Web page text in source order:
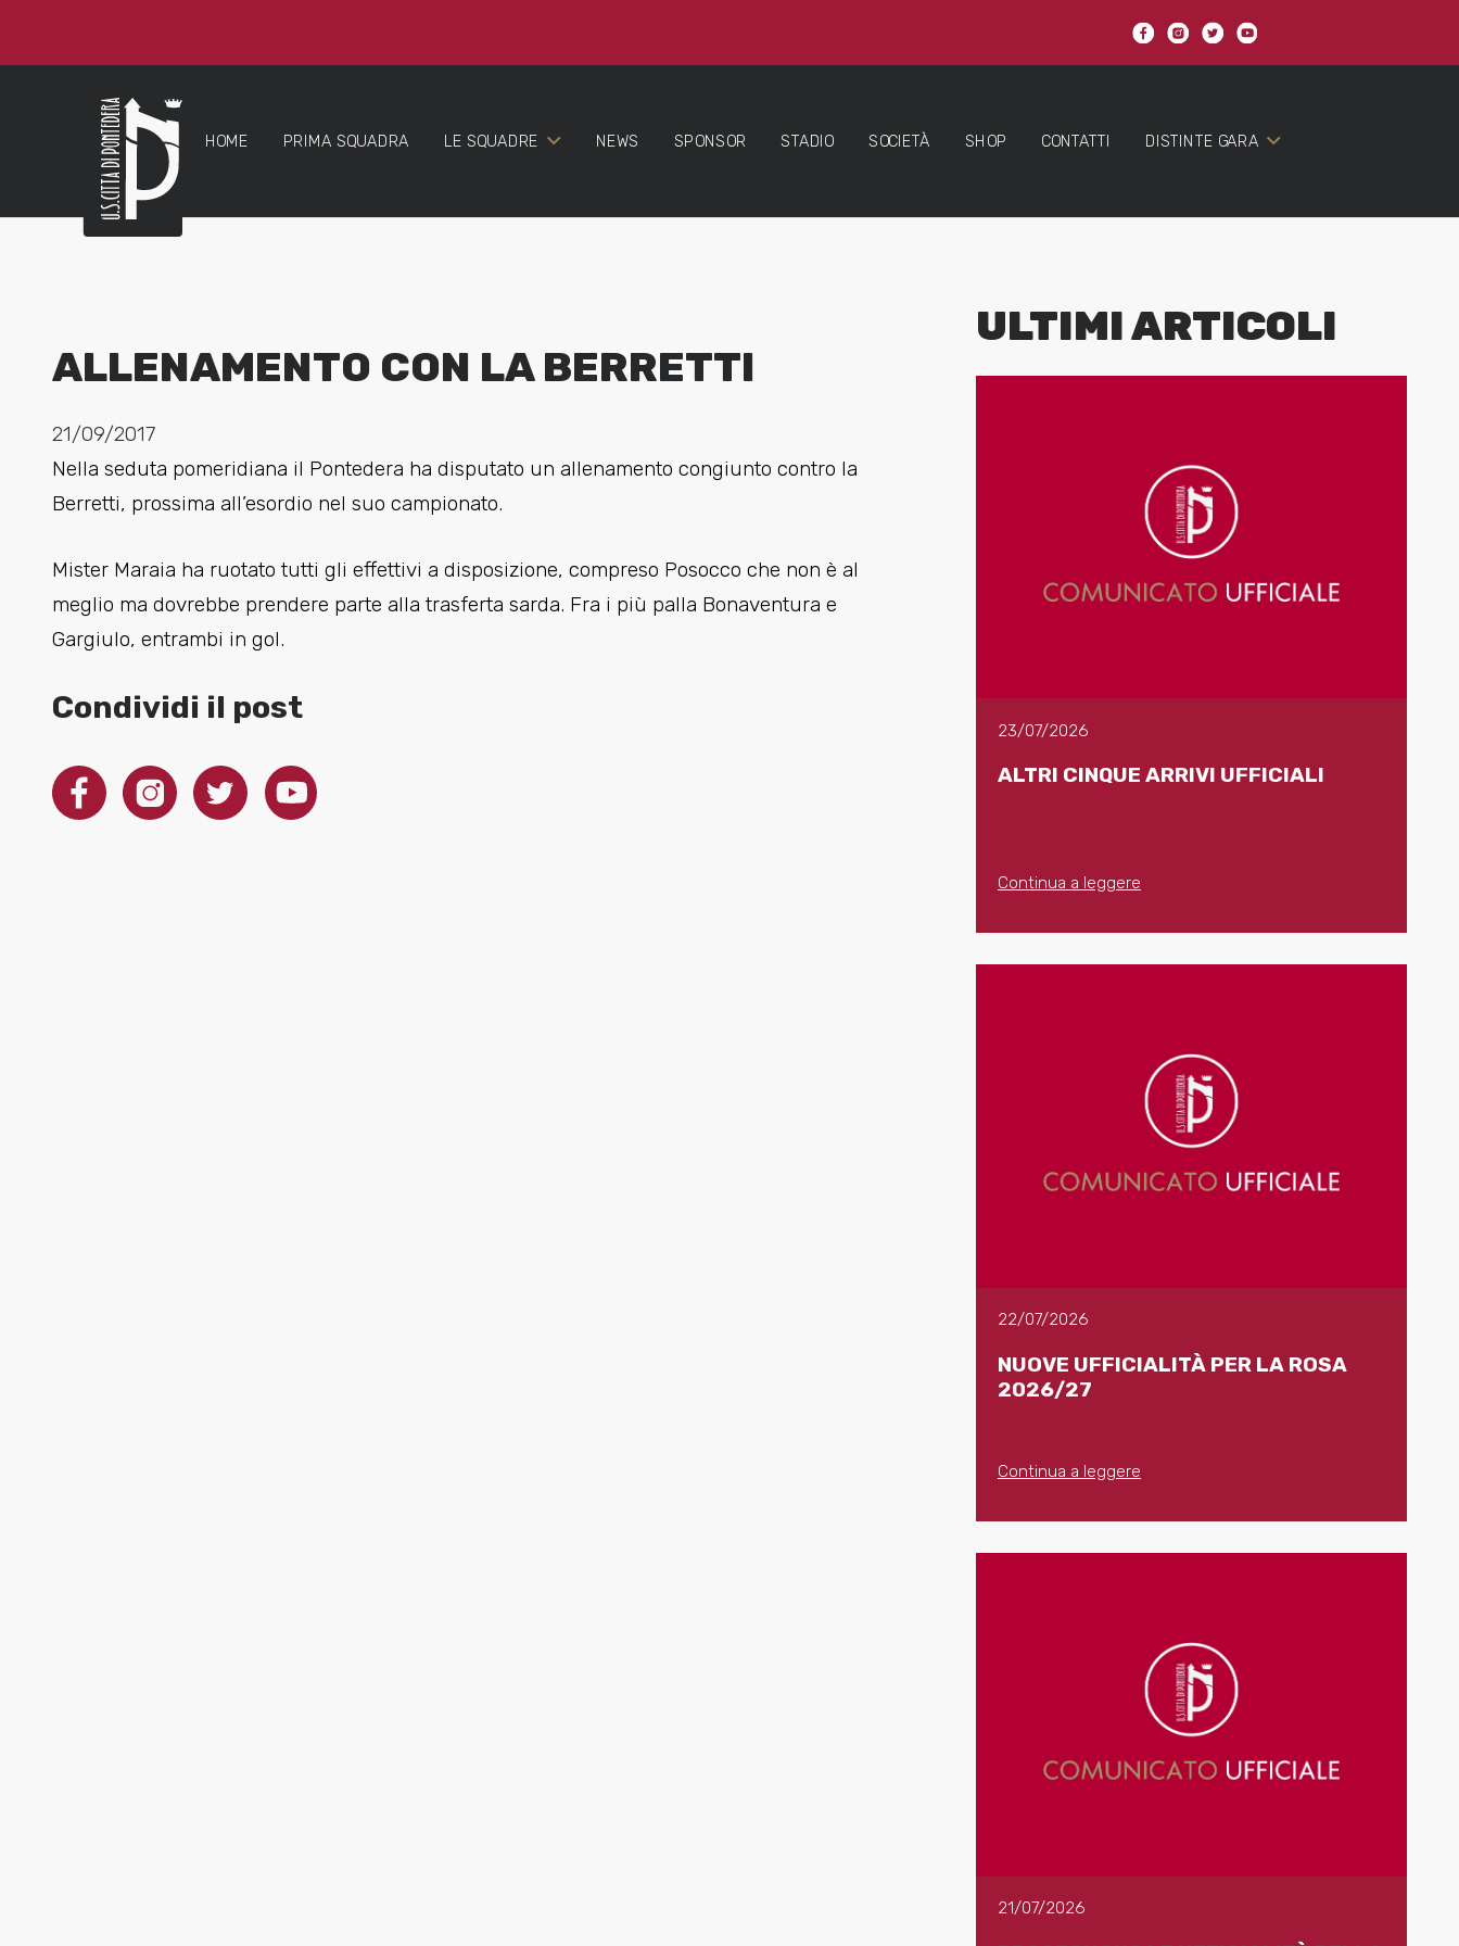
HOME PRIMA SQUADRA LE SQUADRE NEWS SPONSOR STADIO SOCIETÀ SHOP CONTATTI DISTINTE GARA
ALLENAMENTO CON LA BERRETTI
21/09/2017
Nella seduta pomeridiana il Pontedera ha disputato un allenamento congiunto contro la
Berretti, prossima all’esordio nel suo campionato.
Mister Maraia ha ruotato tutti gli effettivi a disposizione, compreso Posocco che non è al
meglio ma dovrebbe prendere parte alla trasferta sarda. Fra i più palla Bonaventura e
Gargiulo, entrambi in gol.
Condividi il post
ULTIMI ARTICOLI
23/07/2026
ALTRI CINQUE ARRIVI UFFICIALI
Continua a leggere
22/07/2026
NUOVE UFFICIALITÀ PER LA ROSA
2026/27
Continua a leggere
21/07/2026